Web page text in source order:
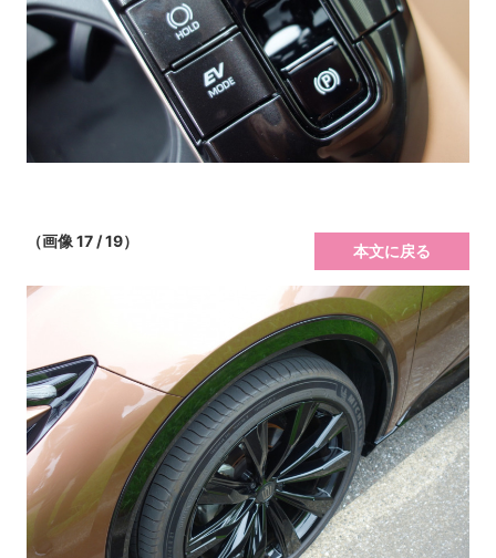
（画像 17 / 19）
本文に戻る